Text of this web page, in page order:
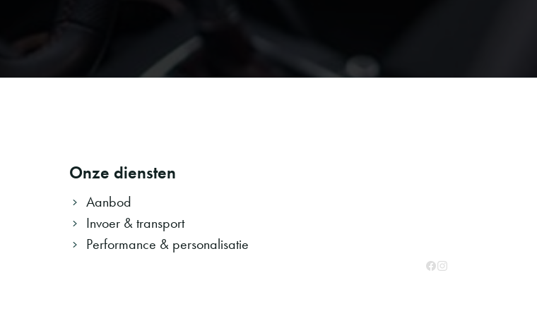
Onze diensten
Aanbod
Invoer & transport
Performance & personalisatie
Facebook
Instagram